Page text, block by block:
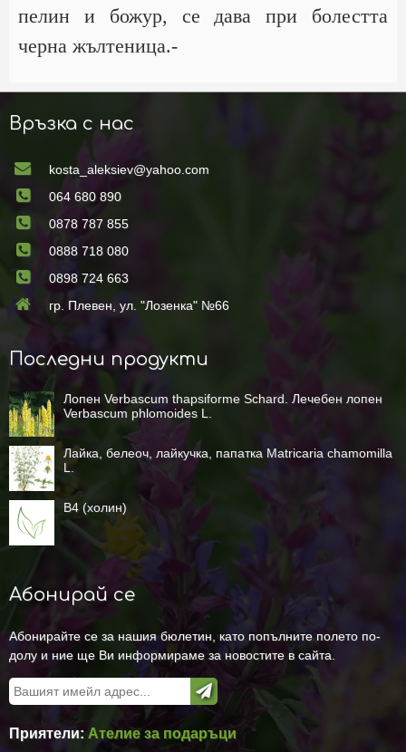
пелин и божур, се дава при болестта
черна жълтеница.-
Връзка с нас
kosta_aleksiev@yahoo.com
064 680 890
0878 787 855
0888 718 080
0898 724 663
гр. Плевен, ул. "Лозенка" №66
Последни продукти
Лопен Verbascum thapsiforme Schard. Лечебен лопен
Verbascum phlomoides L.
Лайка, белеоч, лайкучка, папатка Matricaria chamomilla
L.
B4 (холин)
Абонирай се
Абонирайте се за нашия бюлетин, като попълните полето по-
долу и ние ще Ви информираме за новостите в сайта.
Приятели: Ателие за подаръци